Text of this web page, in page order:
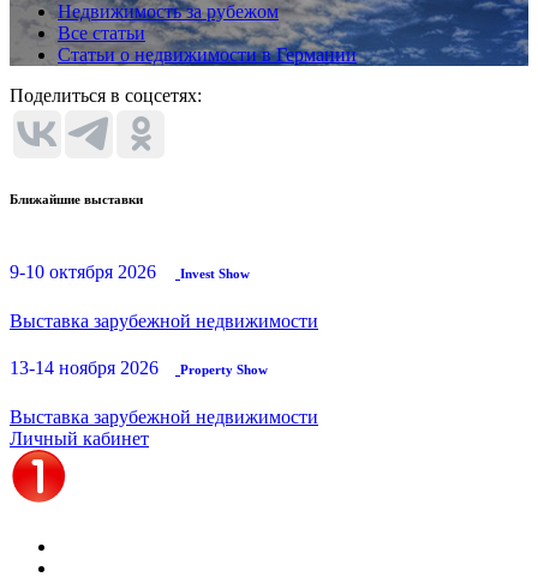
Недвижимость за рубежом
Все статьи
Статьи о недвижимости в Германии
Поделиться в соцсетях:
Ближайшие выставки
9-10 октября 2026 Invest Show
Выставка зарубежной недвижимости
13-14 ноября 2026 Property Show
Выставка зарубежной недвижимости
Личный кабинет